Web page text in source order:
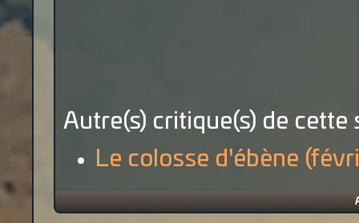
Autre(s) critique(s) de cette
Le colosse d'ébène